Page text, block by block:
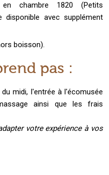
chambre 1820 (Petits
disponible avec supplément
boisson).
pas :
midi, l'entrée à l'écomusée
ainsi que les frais
votre expérience à vos